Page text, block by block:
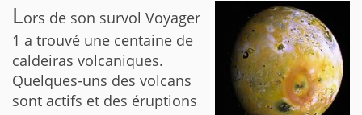
Lors de son survol Voyager
1 a trouvé une centaine de
caldeiras volcaniques.
Quelques-uns des volcans
sont actifs et des éruptions